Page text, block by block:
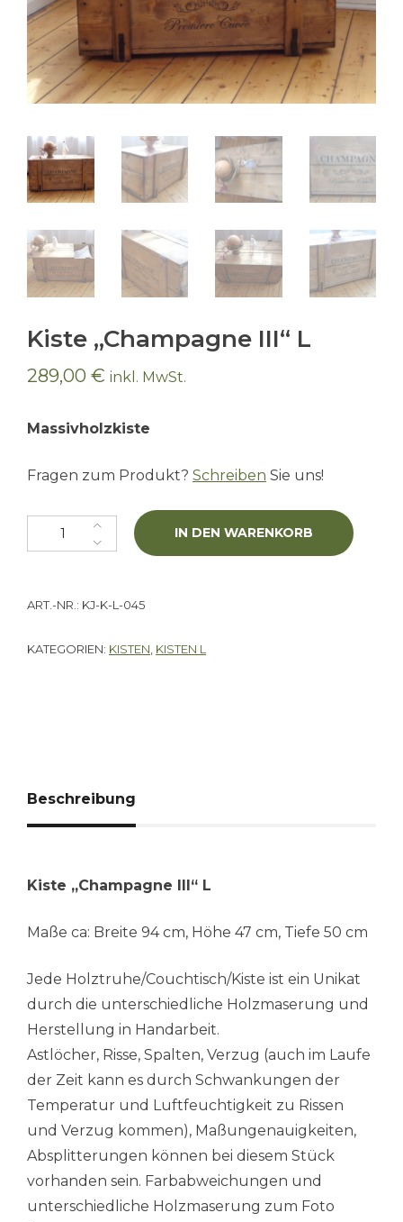
Kiste „Champagne III“ L
289,00 € inkl. MwSt.
Massivholzkiste
Fragen zum Produkt? Schreiben Sie uns!
Kiste "Champagne III" L Menge
IN DEN WARENKORB
ART.-NR.: KJ-K-L-045
KATEGORIEN: KISTEN KISTEN L
Beschreibung
Kiste „Champagne III“ L
Maße ca: Breite 94 cm, Höhe 47 cm, Tiefe 50 cm
Jede Holztruhe/Couchtisch/Kiste ist ein Unikat
durch die unterschiedliche Holzmaserung und
Herstellung in Handarbeit.
Astlöcher, Risse, Spalten, Verzug (auch im Laufe
der Zeit kann es durch Schwankungen der
Temperatur und Luftfeuchtigkeit zu Rissen
und Verzug kommen), Maßungenauigkeiten,
Absplitterungen können bei diesem Stück
vorhanden sein. Farbabweichungen und
unterschiedliche Holzmaserung zum Foto